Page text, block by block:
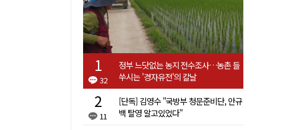
32
정부 느닷없는 농지 전수조사…농촌 들
쑤시는 '경자유전'의 칼날
11
[단독] 김영수 "국방부 청문준비단, 안규
백 탈영 알고있었다"